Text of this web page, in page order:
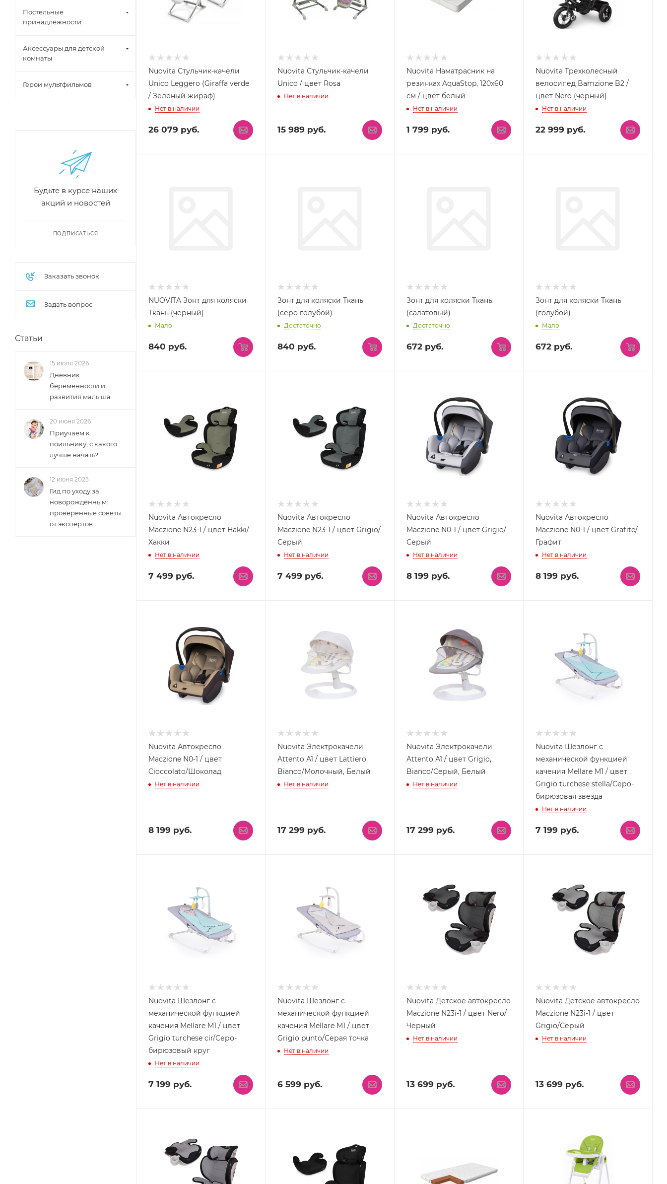
Nuovita Стульчик-качели
Unico Leggero (Giraffa verde
/ Зеленый жираф)
Нет в наличии
26 079 руб.
Nuovita Стульчик-качели
Unico / цвет Rosa
Нет в наличии
15 989 руб.
Nuovita Наматрасник на
резинках AquaStop, 120x60
см / цвет белый
Нет в наличии
1 799 руб.
Nuovita Трехколесный
велосипед Bamzione B2 /
цвет Nero (черный)
Нет в наличии
22 999 руб.
NUOVITA Зонт для коляски
Ткань (черный)
Мало
840 руб.
Зонт для коляски Ткань
(серо голубой)
Достаточно
840 руб.
Зонт для коляски Ткань
(салатовый)
Достаточно
672 руб.
Зонт для коляски Ткань
(голубой)
Мало
672 руб.
Nuovita Автокресло
Maczione N23-1 / цвет Hakki/
Хакки
Нет в наличии
7 499 руб.
Nuovita Автокресло
Maczione N23-1 / цвет Grigio/
Серый
Нет в наличии
7 499 руб.
Nuovita Автокресло
Maczione N0-1 / цвет Grigio/
Серый
Нет в наличии
8 199 руб.
Nuovita Автокресло
Maczione N0-1 / цвет Grafite/
Графит
Нет в наличии
8 199 руб.
Nuovita Автокресло
Maczione N0-1 / цвет
Cioccolato/Шоколад
Нет в наличии
8 199 руб.
Nuovita Электрокачели
Attento А1 / цвет Lattiero,
Bianco/Молочный, Белый
Нет в наличии
17 299 руб.
Nuovita Электрокачели
Attento А1 / цвет Grigio,
Bianco/Серый, Белый
Нет в наличии
17 299 руб.
Nuovita Шезлонг с
механической функцией
качения Mellare M1 / цвет
Grigio turchese stella/Серо-
бирюзовая звезда
Нет в наличии
7 199 руб.
Nuovita Шезлонг с
механической функцией
качения Mellare M1 / цвет
Grigio turchese cir/Серо-
бирюзовый круг
Нет в наличии
7 199 руб.
Nuovita Шезлонг с
механической функцией
качения Mellare M1 / цвет
Grigio punto/Серая точка
Нет в наличии
6 599 руб.
Nuovita Детское автокресло
Maczione N23i-1 / цвет Nero/
Чёрный
Нет в наличии
13 699 руб.
Nuovita Детское автокресло
Maczione N23i-1 / цвет
Grigio/Серый
Нет в наличии
13 699 руб.
Постельные
принадлежности
Аксессуары для детской
комнаты
Герои мультфильмов
Будьте в курсе наших
акций и новостей
ПОДПИСАТЬСЯ
Заказать звонок
Задать вопрос
Статьи
15 июля 2026
Дневник
беременности и
развития малыша
20 июня 2026
Приучаем к
поильнику, с какого
лучше начать?
12 июня 2025
Гид по уходу за
новорождённым:
проверенные советы
от экспертов